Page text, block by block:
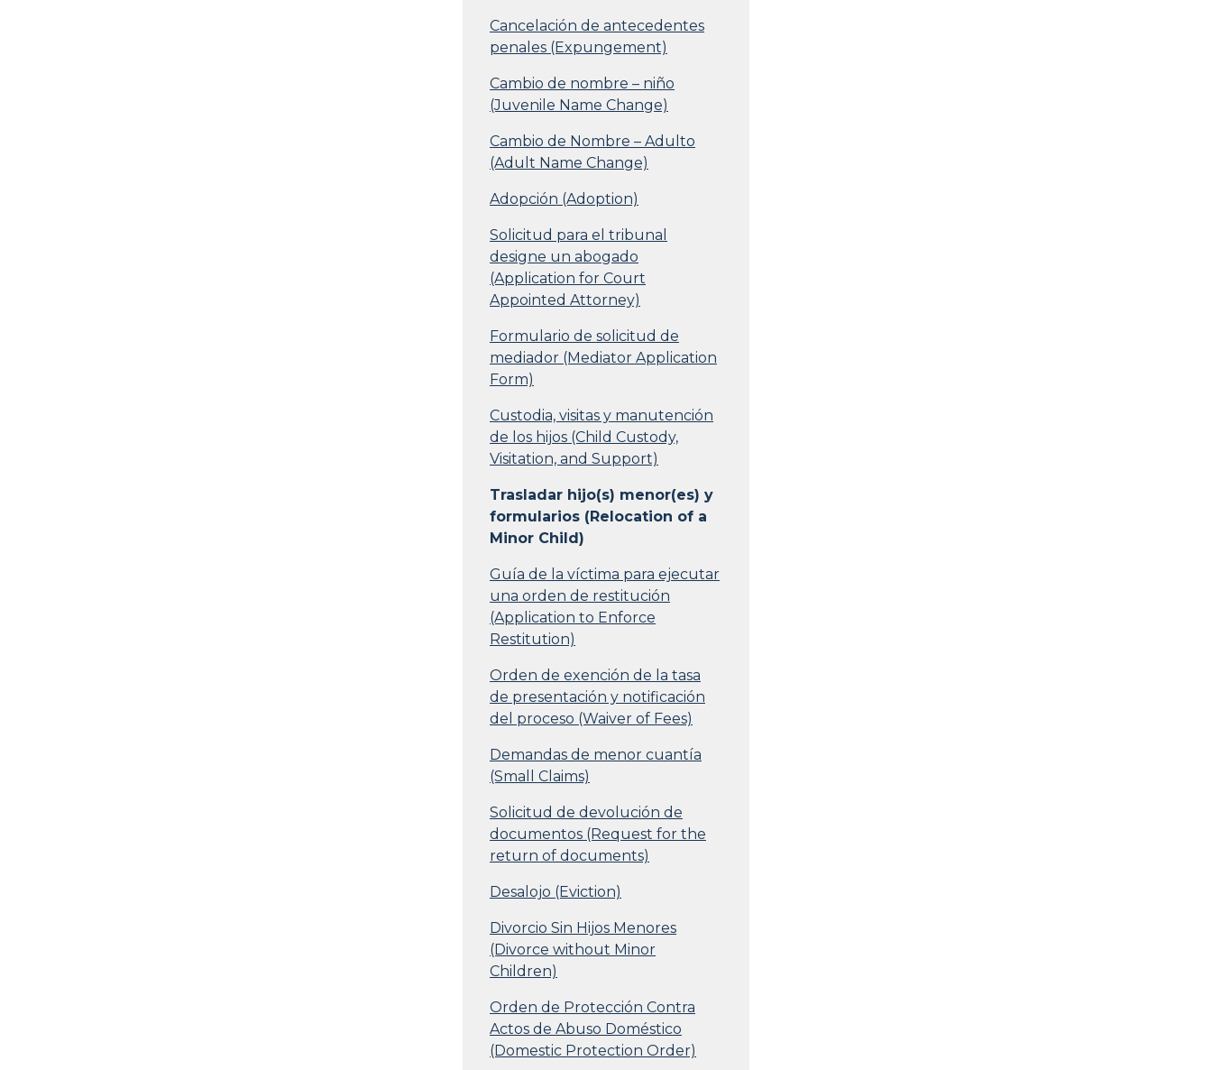
Cancelación de antecedentes
penales (Expungement)
Cambio de nombre – niño
(Juvenile Name Change)
Cambio de Nombre – Adulto
(Adult Name Change)
Adopción (Adoption)
Solicitud para el tribunal
designe un abogado
(Application for Court
Appointed Attorney)
Formulario de solicitud de
mediador (Mediator Application
Form)
Custodia, visitas y manutención
de los hijos (Child Custody,
Visitation, and Support)
Trasladar hijo(s) menor(es) y
formularios (Relocation of a
Minor Child)
Guía de la víctima para ejecutar
una orden de restitución
(Application to Enforce
Restitution)
Orden de exención de la tasa
de presentación y notificación
del proceso (Waiver of Fees)
Demandas de menor cuantía
(Small Claims)
Solicitud de devolución de
documentos (Request for the
return of documents)
Desalojo (Eviction)
Divorcio Sin Hijos Menores
(Divorce without Minor
Children)
Orden de Protección Contra
Actos de Abuso Doméstico
(Domestic Protection Order)